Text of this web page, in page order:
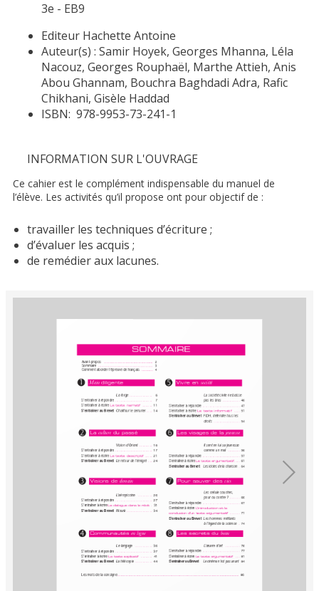
3e - EB9
Editeur Hachette Antoine
Auteur(s) : Samir Hoyek, Georges Mhanna, Léla
Nacouz, Georges Rouphaël, Marthe Attieh, Anis
Abou Ghannam, Bouchra Baghdadi Adra, Rafic
Chikhani, Gisèle Haddad
ISBN: 978-9953-73-241-1
INFORMATION SUR L'OUVRAGE
Ce cahier est le complément indispensable du manuel de
l’élève. Les activités qu’il propose ont pour objectif de :
travailler les techniques d’écriture ;
d’évaluer les acquis ;
de remédier aux lacunes.